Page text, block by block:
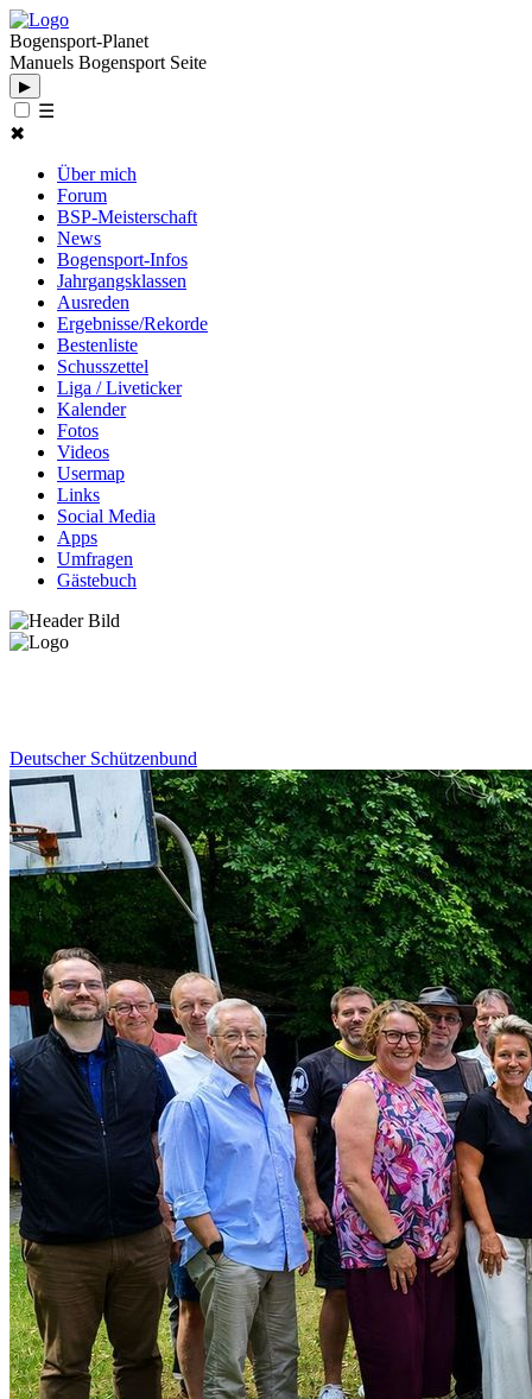
Bogensport-Planet
Manuels Bogensport Seite
▶
☰
✖
Über mich
Forum
BSP-Meisterschaft
News
Bogensport-Infos
Jahrgangsklassen
Ausreden
Ergebnisse/Rekorde
Bestenliste
Schusszettel
Liga / Liveticker
Kalender
Fotos
Videos
Usermap
Links
Social Media
Apps
Umfragen
Gästebuch
Deutscher Schützenbund